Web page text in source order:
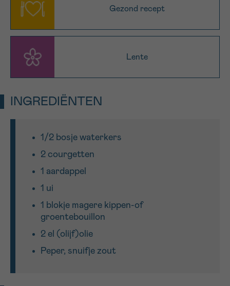
Gezond recept
Lente
INGREDIËNTEN
1/2 bosje waterkers
2 courgetten
1 aardappel
1 ui
1 blokje magere kippen-of
groentebouillon
2 el (olijf)olie
Peper, snuifje zout
Ja, stuur mij de nieuwsbrief
Ik aanvaard de
Sturen